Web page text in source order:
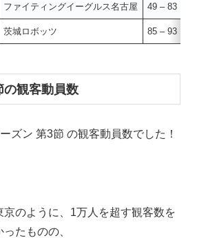
ファイティングイーグルス名古屋 49 – 83
茨城ロボッツ 85 – 93
の観客動員数
ズン 第3節 の観客動員数でした！
のように、1万人を超す観客数を
たものの、